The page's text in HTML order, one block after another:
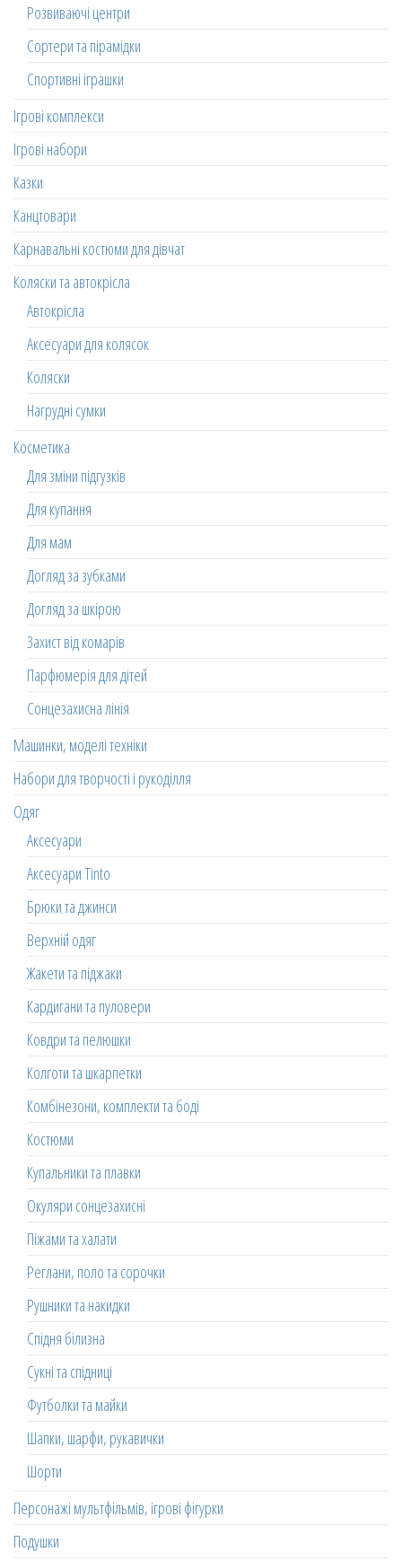
Розвиваючі центри
Сортери та пірамідки
Спортивні іграшки
Ігрові комплекси
Ігрові набори
Казки
Канцтовари
Карнавальні костюми для дівчат
Коляски та автокрісла
Автокрісла
Аксесуари для колясок
Коляски
Нагрудні сумки
Косметика
Для зміни підгузків
Для купання
Для мам
Догляд за зубками
Догляд за шкірою
Захист від комарів
Парфюмерія для дітей
Сонцезахисна лінія
Машинки, моделі техніки
Набори для творчості і рукоділля
Одяг
Аксесуари
Аксесуари Tinto
Брюки та джинси
Верхній одяг
Жакети та піджаки
Кардигани та пуловери
Ковдри та пелюшки
Колготи та шкарпетки
Комбінезони, комплекти та боді
Костюми
Купальники та плавки
Окуляри сонцезахисні
Піжами та халати
Реглани, поло та сорочки
Рушники та накидки
Спідня білизна
Сукні та спідниці
Футболки та майки
Шапки, шарфи, рукавички
Шорти
Персонажі мультфільмів, ігрові фігурки
Подушки